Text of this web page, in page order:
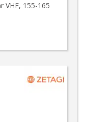
VHF, 155-165